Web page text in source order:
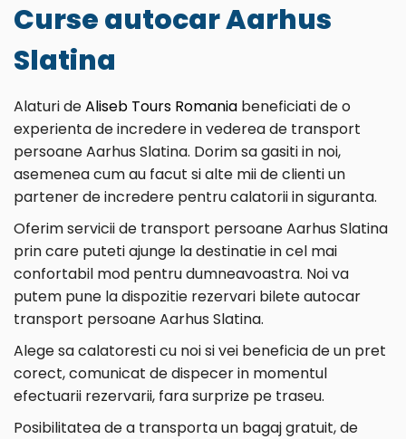
Curse autocar Aarhus
Slatina
Alaturi deAliseb Tours Romania beneficiati de o
experienta de incredere in vederea de transport
persoane Aarhus Slatina. Dorim sa gasiti in noi,
asemenea cum au facut si alte mii de clienti un
partener de incredere pentru calatorii in siguranta.
Oferim servicii de transport persoane Aarhus Slatina
prin care puteti ajunge la destinatie in cel mai
confortabil mod pentru dumneavoastra. Noi va
putem pune la dispozitie rezervari bilete autocar
transport persoane Aarhus Slatina.
Alege sa calatoresti cu noi si vei beneficia de un pret
corect, comunicat de dispecer in momentul
efectuarii rezervarii, fara surprize pe traseu.
Posibilitatea de a transporta un bagaj gratuit, de